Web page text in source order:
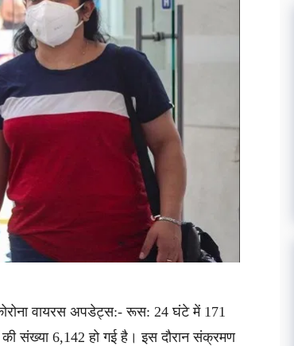
वायरस अपडेट्स:- रूस: 24 घंटे में 171
संख्या 6,142 हो गई है। इस दौरान संक्रमण